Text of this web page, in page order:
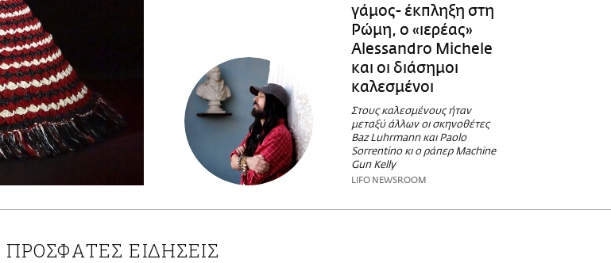
γάμος- έκπληξη στη
Ρώμη, ο «ιερέας»
Alessandro Michele
και οι διάσημοι
καλεσμένοι
Στους καλεσμένους ήταν
μεταξύ άλλων οι σκηνοθέτες
Baz Luhrmann και Paolo
Sorrentino κι ο ράπερ Machine
Gun Kelly
LIFO NEWSROOM
ΠΡΟΣΦΑΤΕΣ ΕΙΔΗΣΕΙΣ